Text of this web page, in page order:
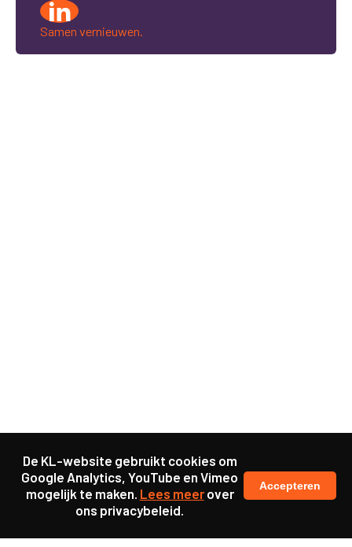
Samen vernieuwen.
De KL-website gebruikt cookies om
Google Analytics, YouTube en Vimeo
mogelijk te maken. Lees meerover
ons privacybeleid.
Accepteren